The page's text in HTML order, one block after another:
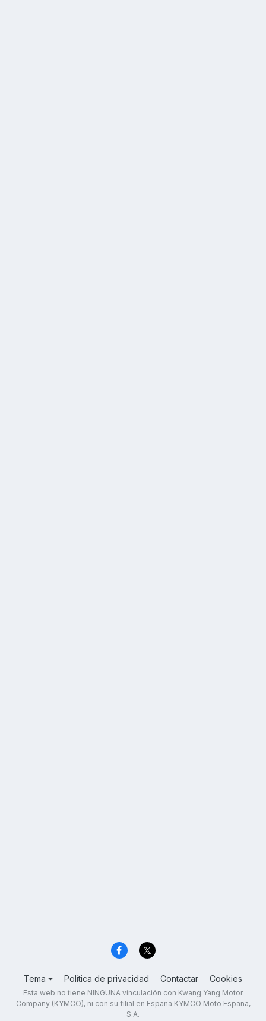
Tema Política de privacidad Contactar Cookies
Esta web no tiene NINGUNA vinculación con Kwang Yang Motor
Company (KYMCO), ni con su filial en España KYMCO Moto España,
S.A.